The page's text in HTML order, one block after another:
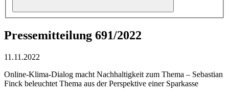
Pressemitteilung 691/2022
11.11.2022
Online-Klima-Dialog macht Nachhaltigkeit zum Thema – Sebastian
Finck beleuchtet Thema aus der Perspektive einer Sparkasse